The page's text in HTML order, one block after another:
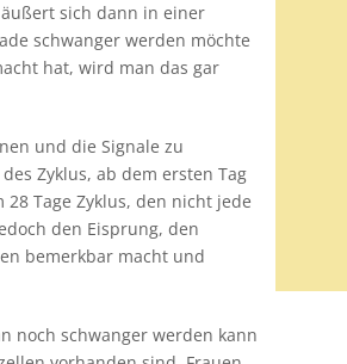
sich dann in einer
schwanger werden möchte
hat, wird man das gar
und die Signale zu
Zyklus, ab dem ersten Tag
Tage Zyklus, den nicht jede
den Eisprung, den
bemerkbar macht und
noch schwanger werden kann